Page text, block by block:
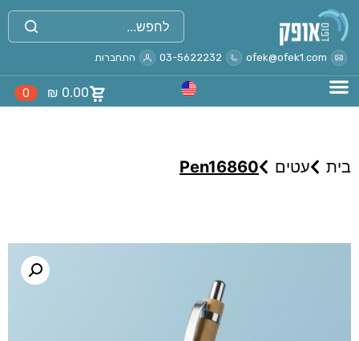
ofek@ofek1.com
03-5622232 התחברות
₪ 0.00
0
בית עטים Pen16860